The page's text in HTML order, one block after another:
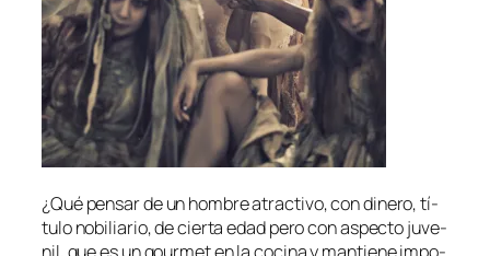
¿Qué pen­sar de un hom­bre atrac­ti­vo, con di­ne­ro, tí­
tu­lo no­bi­lia­rio, de cier­ta edad pe­ro con as­pec­to ju­ve­